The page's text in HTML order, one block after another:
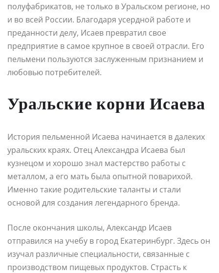
полуфабрикатов, не только в Уральском регионе, но
и во всей России. Благодаря усердной работе и
преданности делу, Исаев превратил свое
предприятие в самое крупное в своей отрасли. Его
пельмени пользуются заслуженным признанием и
любовью потребителей.
Уральские корни Исаева
История пельменной Исаева начинается в далеких
уральских краях. Отец Александра Исаева был
кузнецом и хорошо знал мастерство работы с
металлом, а его мать была опытной поварихой.
Именно такие родительские таланты и стали
основой для создания легендарного бренда.
После окончания школы, Александр Исаев
отправился на учебу в город Екатеринбург. Здесь он
изучал различные специальности, связанные с
производством пищевых продуктов. Страсть к